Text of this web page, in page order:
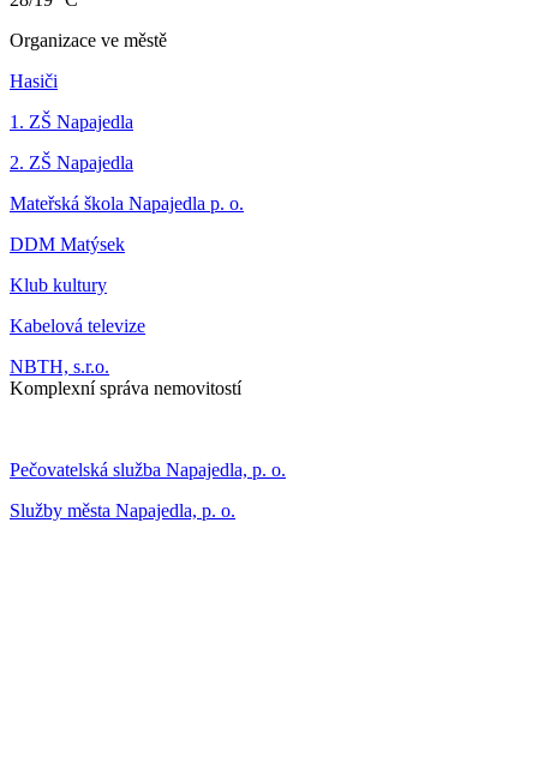
Organizace ve městě
Hasiči
1. ZŠ Napajedla
2. ZŠ Napajedla
Mateřská škola Napajedla p. o.
DDM Matýsek
Klub kultury
Kabelová televize
NBTH, s.r.o.
Komplexní správa nemovitostí
Pečovatelská služba Napajedla, p. o.
Služby města Napajedla, p. o.